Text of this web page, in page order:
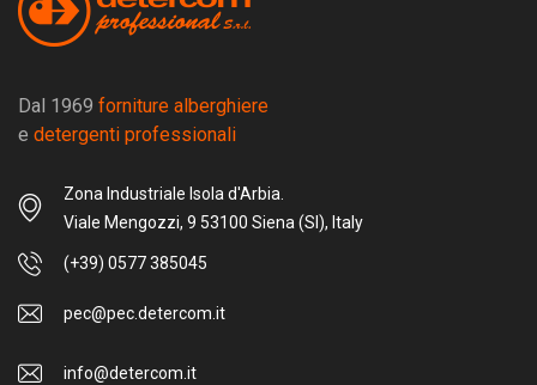
Dal 1969 forniture alberghiere
e detergenti professionali
Zona Industriale Isola d'Arbia.
Viale Mengozzi, 9 53100 Siena (SI), Italy
(+39) 0577 385045
pec@pec.detercom.it
info@detercom.it